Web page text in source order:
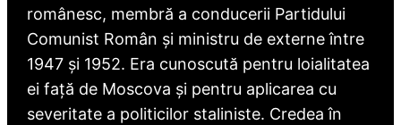
românesc, membră a conducerii Partidului
Comunist Român și ministru de externe între
1947 și 1952. Era cunoscută pentru loialitatea
ei față de Moscova și pentru aplicarea cu
severitate a politicilor staliniste. Credea în